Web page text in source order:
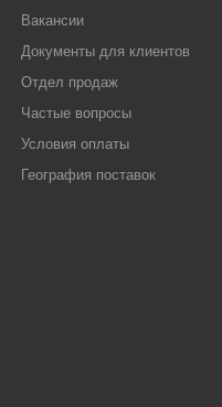
Вакансии
Документы для клиентов
Отдел продаж
Частые вопросы
Условия оплаты
География поставок